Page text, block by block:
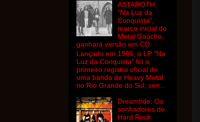
ASTAROTH:
"Na Luz da
Conquista",
marco inicial do
Metal Gaúcho,
ganhará versão em CD
Lançado em 1986, o LP "Na
Luz da Conquista" foi o
primeiro registro oficial de
uma banda de Heavy Metal
no Rio Grande do Sul, sen...
Dreamtide: Os
sonhadores do
Hard Rock